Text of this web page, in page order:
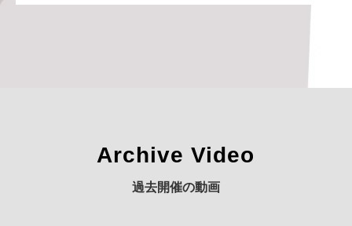
Archive Video
過去開催の動画